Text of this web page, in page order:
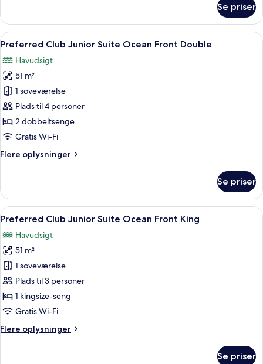
Club
Honeymoon
Suite
Front
King
Se priser
Indlæs
alle
billeder
af
Preferred
Club
Junior
Suite
Front
Et hotelværelse med to senge, en
5
Preferred Club Junior Suite Ocean Front Double
Havudsigt
51 m²
1 soveværelse
Plads til 4 personer
2 dobbeltsenge
Gratis Wi-Fi
Flere oplysninger
Flere
Club
Junior
Suite
Front
Double
Se priser
Indlæs
alle
billeder
af
Preferred
Club
Junior
Suite
Front
Et hotelværelse med en stor seng,
8
Preferred Club Junior Suite Ocean Front King
Havudsigt
51 m²
1 soveværelse
Plads til 3 personer
1 kingsize-seng
Gratis Wi-Fi
Flere oplysninger
Flere
Se priser